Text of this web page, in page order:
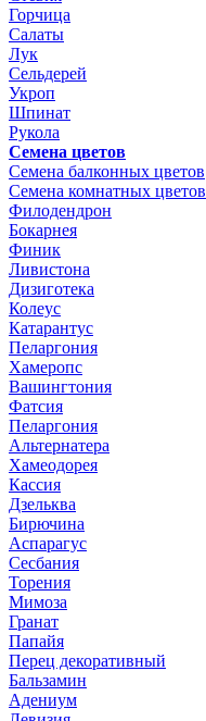
Горчица
Салаты
Лук
Сельдерей
Укроп
Шпинат
Рукола
Семена цветов
Семена балконных цветов
Семена комнатных цветов
Филодендрон
Бокарнея
Финик
Ливистона
Дизиготека
Колеус
Катарантус
Пеларгония
Хамеропс
Вашингтония
Фатсия
Пеларгония
Альтернатера
Хамеодорея
Кассия
Дзельква
Бирючина
Аспарагус
Сесбания
Торения
Мимоза
Гранат
Папайя
Перец декоративный
Бальзамин
Адениум